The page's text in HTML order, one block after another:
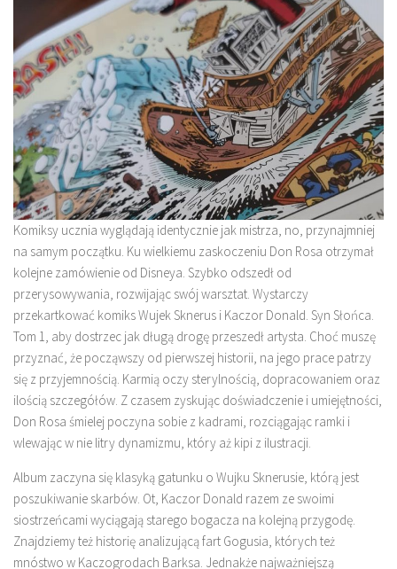
Komiksy ucznia wyglądają identycznie jak mistrza, no, przynajmniej
na samym początku. Ku wielkiemu zaskoczeniu Don Rosa otrzymał
kolejne zamówienie od Disneya. Szybko odszedł od
przerysowywania, rozwijając swój warsztat. Wystarczy
przekartkować komiks Wujek Sknerus i Kaczor Donald. Syn Słońca.
Tom 1, aby dostrzec jak długą drogę przeszedł artysta. Choć muszę
przyznać, że począwszy od pierwszej historii, na jego prace patrzy
się z przyjemnością. Karmią oczy sterylnością, dopracowaniem oraz
ilością szczegółów. Z czasem zyskując doświadczenie i umiejętności,
Don Rosa śmielej poczyna sobie z kadrami, rozciągając ramki i
wlewając w nie litry dynamizmu, który aż kipi z ilustracji.
Album zaczyna się klasyką gatunku o Wujku Sknerusie, którą jest
poszukiwanie skarbów. Ot, Kaczor Donald razem ze swoimi
siostrzeńcami wyciągają starego bogacza na kolejną przygodę.
Znajdziemy też historię analizującą fart Gogusia, których też
mnóstwo w Kaczogrodach Barksa. Jednakże najważniejszą